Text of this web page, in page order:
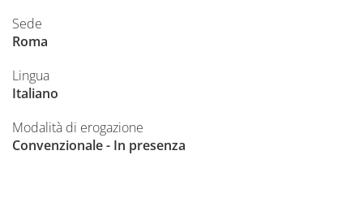
Sede
Roma
Lingua
Italiano
Modalità di erogazione
Convenzionale - In presenza